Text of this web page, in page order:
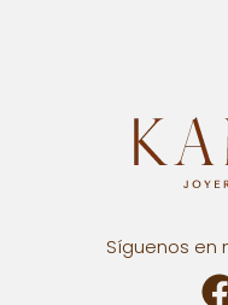
Síguenos en